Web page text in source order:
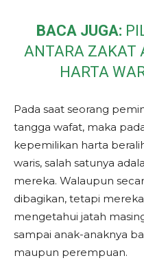
BACA JUGA:
ANTARA ZAKAT
HARTA
Pada saat seorang
tangga wafat, maka
kepemilikan harta
waris, salah satunya
mereka. Walaupun
dibagikan, tetapi
mengetahui jatah
sampai anak-anaknya
maupun perempuan.